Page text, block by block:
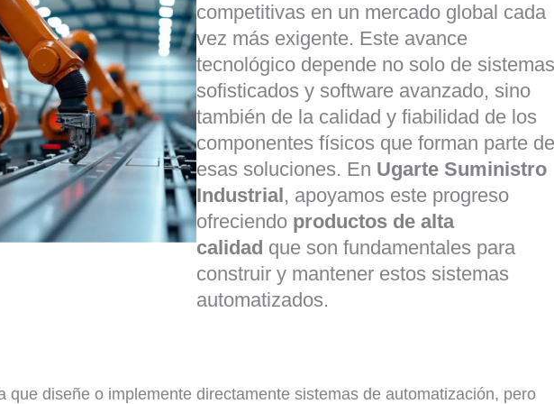
competitivas en un mercado global cada
vez más exigente. Este avance
tecnológico depende no solo de sistemas
sofisticados y software avanzado, sino
también de la calidad y fiabilidad de los
componentes físicos que forman parte de
esas soluciones. En Ugarte Suministro
Industrial, apoyamos este progreso
ofreciendo productos de alta
calidad que son fundamentales para
construir y mantener estos sistemas
automatizados.
que diseñe o implemente directamente sistemas de automatización, pero